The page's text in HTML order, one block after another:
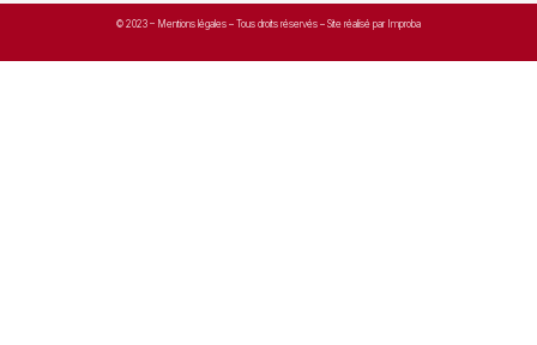
© 2023 – Mentions légales – Tous droits réservés – Site réalisé par Improba